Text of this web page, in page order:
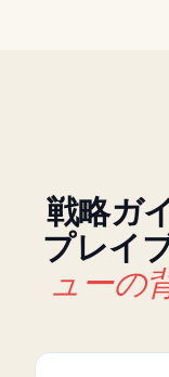
戦略ガ
プレイ
ューの